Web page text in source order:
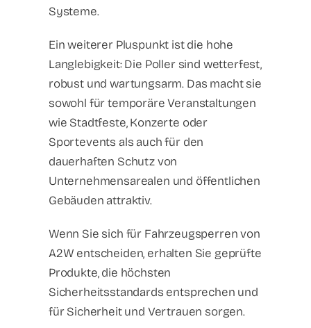
Systeme.
Ein weiterer Pluspunkt ist die hohe
Langlebigkeit: Die Poller sind wetterfest,
robust und wartungsarm. Das macht sie
sowohl für temporäre Veranstaltungen
wie Stadtfeste, Konzerte oder
Sportevents als auch für den
dauerhaften Schutz von
Unternehmensarealen und öffentlichen
Gebäuden attraktiv.
Wenn Sie sich für Fahrzeugsperren von
A2W entscheiden, erhalten Sie geprüfte
Produkte, die höchsten
Sicherheitsstandards entsprechen und
für Sicherheit und Vertrauen sorgen.